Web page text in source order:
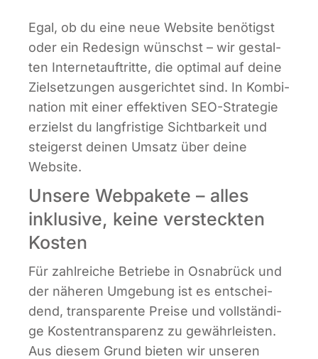
Egal, ob du eine neue Web­site benö­tigst
oder ein Rede­sign wünschst – wir gestal­
ten Inter­net­auf­trit­te, die opti­mal auf dei­ne
Ziel­set­zun­gen aus­ge­rich­tet sind. In Kom­bi­
na­ti­on mit einer effek­ti­ven SEO-Stra­te­gie
erzielst du lang­fris­ti­ge Sicht­bar­keit und
stei­gerst dei­nen Umsatz über dei­ne
Website.
Unsere Webpakete – alles
inklusive, keine versteckten
Kosten
Für zahl­rei­che Betrie­be in Osna­brück und
der nähe­ren Umge­bung ist es ent­schei­
dend, trans­pa­ren­te Prei­se und voll­stän­di­
ge Kos­ten­trans­pa­renz zu gewähr­leis­ten.
Aus die­sem Grund bie­ten wir unse­ren